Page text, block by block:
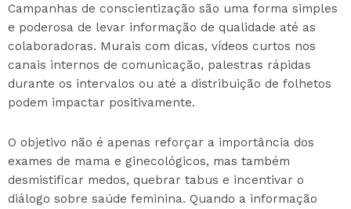
Campanhas de conscientização são uma forma simples
e poderosa de levar informação de qualidade até as
colaboradoras. Murais com dicas, vídeos curtos nos
canais internos de comunicação, palestras rápidas
durante os intervalos ou até a distribuição de folhetos
podem impactar positivamente.
O objetivo não é apenas reforçar a importância dos
exames de mama e ginecológicos, mas também
desmistificar medos, quebrar tabus e incentivar o
diálogo sobre saúde feminina. Quando a informação